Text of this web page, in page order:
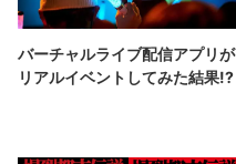
バーチャルライブ配信アプリが
リアルイベントしてみた結果!?